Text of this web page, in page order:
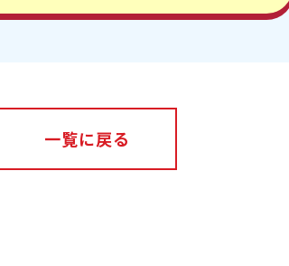
一覧に戻る